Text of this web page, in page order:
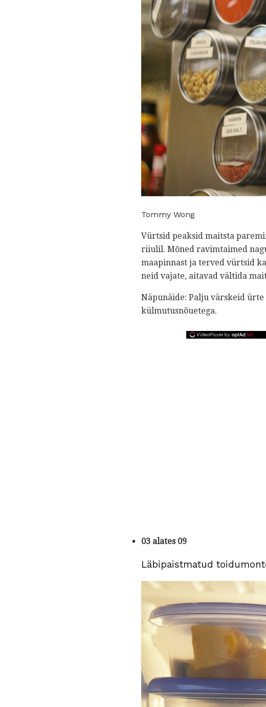
Tommy Wong
Vürtsid peaksid maitsta
riiulil. Mõned ravimtaimed
maapinnast ja terved vürtsid
neid vajate, aitavad vältida
Näpunäide: Palju värskeid
külmutusnõuetega.
03 alates 09
Läbipaistmatud